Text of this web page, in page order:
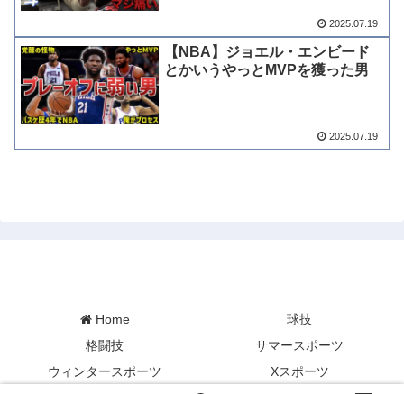
2025.07.19
【NBA】ジョエル・エンビード
とかいうやっとMVPを獲った男
2025.07.19
Home
球技
格闘技
サマースポーツ
ウィンタースポーツ
Xスポーツ